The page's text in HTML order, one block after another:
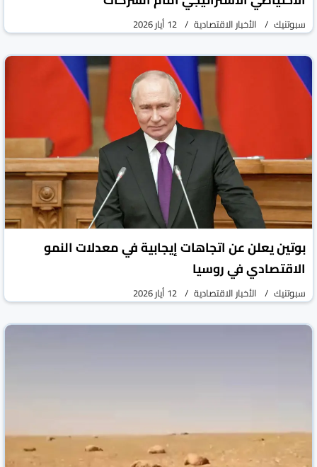
سبوتنيك الأخبار الاقتصادية 12 أيار 2026
بوتين يعلن عن اتجاهات إيجابية في معدلات النمو
الاقتصادي في روسيا
سبوتنيك الأخبار الاقتصادية 12 أيار 2026